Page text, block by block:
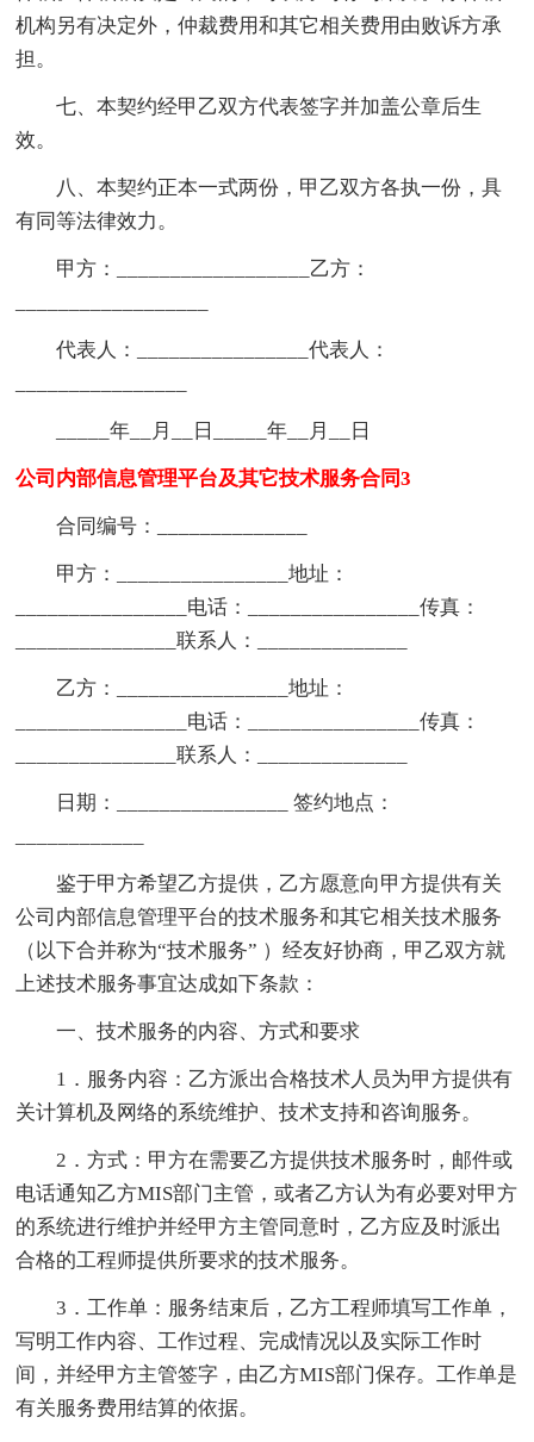
机构另有决定外，仲裁费用和其它相关费用由败诉方承
担。
七、本契约经甲乙双方代表签字并加盖公章后生
效。
八、本契约正本一式两份，甲乙双方各执一份，具
有同等法律效力。
甲方：__________________乙方：
代表人：________________代表人：
_____年__月__日_____年__月__日
公司内部信息管理平台及其它技术服务合同3
合同编号：______________
甲方：________________地址：
________________电话：________________传真：
_______________联系人：______________
乙方：________________地址：
________________电话：________________传真：
_______________联系人：______________
日期：________________ 签约地点：
鉴于甲方希望乙方提供，乙方愿意向甲方提供有关
公司内部信息管理平台的技术服务和其它相关技术服务
（以下合并称为“技术服务” ）经友好协商，甲乙双方就
上述技术服务事宜达成如下条款：
一、技术服务的内容、方式和要求
1．服务内容：乙方派出合格技术人员为甲方提供有
关计算机及网络的系统维护、技术支持和咨询服务。
2．方式：甲方在需要乙方提供技术服务时，邮件或
电话通知乙方MIS部门主管，或者乙方认为有必要对甲方
的系统进行维护并经甲方主管同意时，乙方应及时派出
合格的工程师提供所要求的技术服务。
3．工作单：服务结束后，乙方工程师填写工作单，
写明工作内容、工作过程、完成情况以及实际工作时
间，并经甲方主管签字，由乙方MIS部门保存。工作单是
有关服务费用结算的依据。